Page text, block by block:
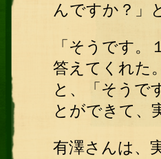
んですか？」
「そうです
答えてくれた
と、「そうで
とができて、
有澤さんは、